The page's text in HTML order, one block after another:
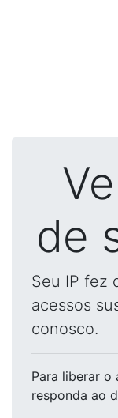
de
Seu IP fez
acessos
conosco.
Para liberar o
responda ao